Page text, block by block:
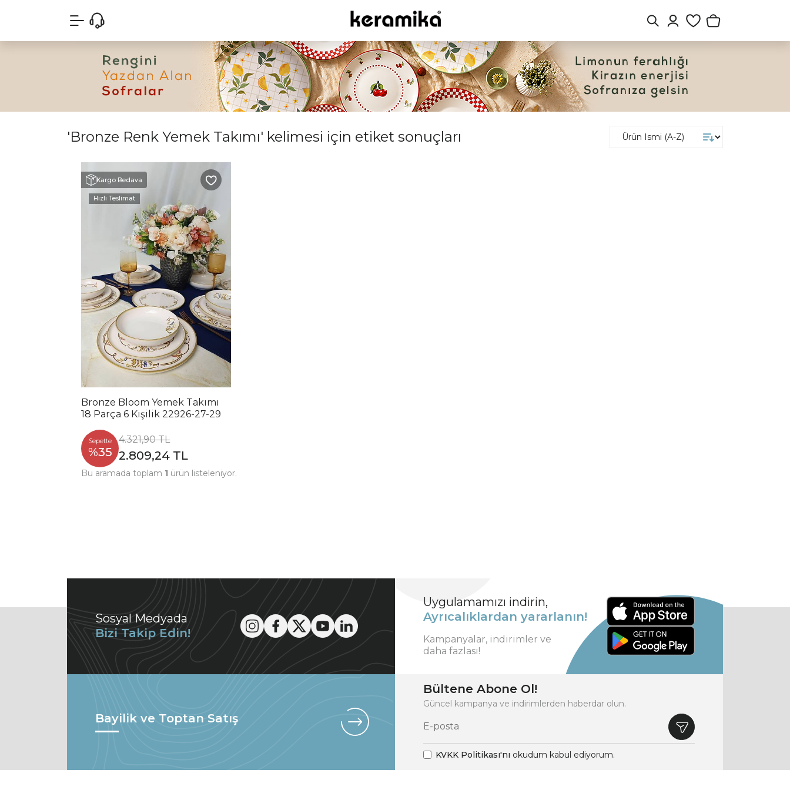
'Bronze Renk Yemek Takımı' kelimesi için etiket sonuçları
Kargo Bedava
Hızlı Teslimat
Bronze Bloom Yemek Takımı
18 Parça 6 Kişilik 22926-27-29
Sepette
%35
4.321,90 TL
2.809,24 TL
Bu aramada toplam 1 ürün listeleniyor.
Sosyal Medyada
Bizi Takip Edin!
Uygulamamızı indirin,
Ayrıcalıklardan yararlanın!
Kampanyalar, indirimler ve
daha fazlası!
Bayilik ve Toptan Satış
Bültene Abone Ol!
Güncel kampanya ve indirimlerden haberdar olun.
KVKK Politikası'nı okudum kabul ediyorum.